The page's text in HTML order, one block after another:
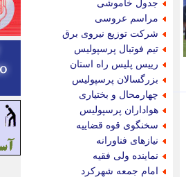
جدول خاموشی
مراسم عروسی
شرکت توزیع نیروی برق
تیم فوتبال پرسپولیس
رییس پلیس راه استان
بزرگسالان پرسپولیس
چهارمحال و بختیاری
هواداران پرسپولیس
سخنگوی قوه قضاییه
نیازهای فناورانه
نماینده ولی فقیه
امام جمعه شهرکرد